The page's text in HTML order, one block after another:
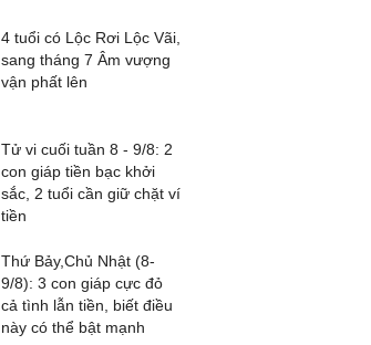
4 tuổi có Lộc Rơi Lộc Vãi,
sang tháng 7 Âm vượng
vận phất lên
Tử vi cuối tuần 8 - 9/8: 2
con giáp tiền bạc khởi
sắc, 2 tuổi cần giữ chặt ví
tiền
Thứ Bảy,Chủ Nhật (8-
9/8): 3 con giáp cực đỏ
cả tình lẫn tiền, biết điều
này có thể bật mạnh